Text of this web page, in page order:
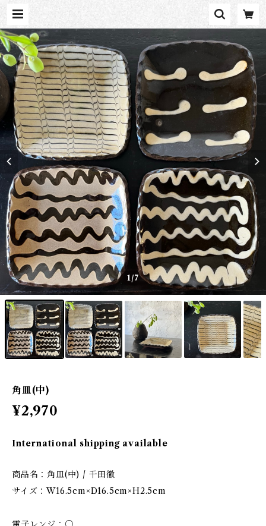
1/7
角皿(中)
¥2,970
International shipping available
商品名：角皿(中) / 千田徹
サイズ：W16.5cm×D16.5cm×H2.5cm